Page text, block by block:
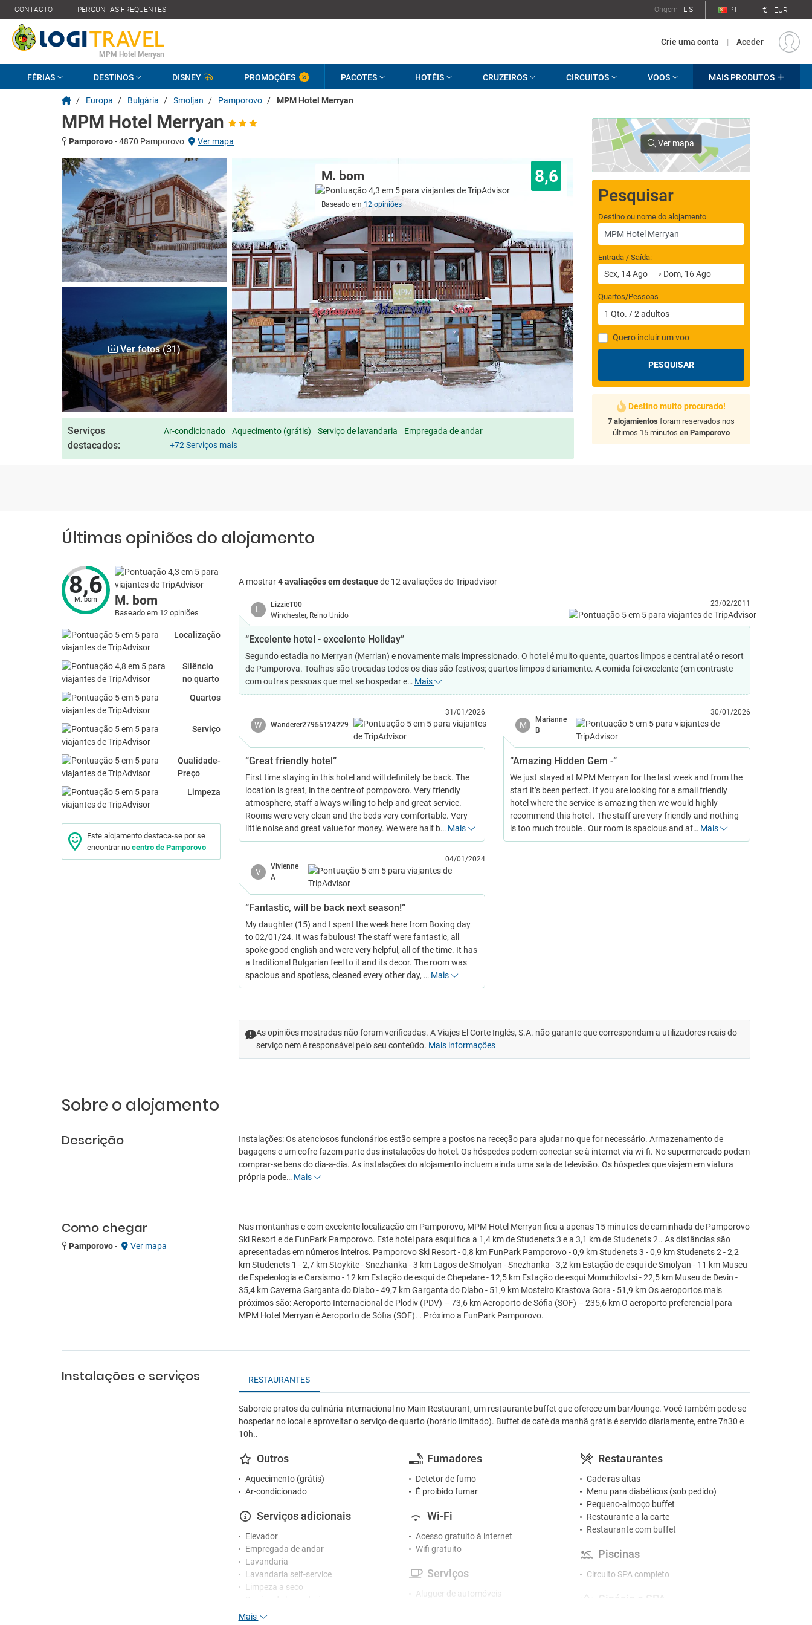
CONTACTO PERGUNTAS FREQUENTES Origem LIS PT € EUR
MPM Hotel Merryan
Crie uma conta | Aceder
FÉRIAS DESTINOS DISNEY PROMOÇÕES PACOTES HOTÉIS CRUZEIROS CIRCUITOS VOOS MAIS PRODUTOS
/ Europa / Bulgária / Smoljan / Pamporovo / MPM Hotel Merryan
MPM Hotel Merryan
Pamporovo-4870 Pamporovo Ver mapa
Ver fotos (31)
M. bom 8,6
Baseado em 12 opiniões
Serviços
destacados:
Ar-condicionado Aquecimento (grátis) Serviço de lavandaria
Empregada de andar
+72 Serviços mais
Ver mapa
Pesquisar
Destino ou nome do alojamento
Entrada / Saída:
Quartos/Pessoas
1 Qto. /2 adultos
Quero incluir um voo
PESQUISAR
Destino muito procurado!
7 alojamientos foram reservados nos
últimos 15 minutos en Pamporovo
Últimas opiniões do alojamento
8,6
M. bom M. bom
Baseado em 12 opiniões
Localização
Silêncio
no quarto
Quartos
Serviço
Qualidade-
Preço
Limpeza
Este alojamento destaca-se por se
encontrar no centro de Pamporovo
A mostrar4 avaliações em destaquede 12 avaliações do Tripadvisor
L
LizzieT00
Winchester, Reino Unido
23/02/2011
“Excelente hotel - excelente Holiday”
Segundo estadia no Merryan (Merrian) e novamente mais impressionado. O hotel é muito quente, quartos limpos e central até o resort
de Pamporova. Toalhas são trocadas todos os dias são festivos; quartos limpos diariamente. A comida foi excelente (em contraste
com outras pessoas que met se hospedar e… Mais
W Wanderer27955124229
31/01/2026
“Great friendly hotel”
First time staying in this hotel and will definitely be back. The
location is great, in the centre of pompovoro. Very friendly
atmosphere, staff always willing to help and great service.
Rooms were very clean and the beds very comfortable. Very
little noise and great value for money. We were half b… Mais
M
Marianne
B
30/01/2026
“Amazing Hidden Gem -”
We just stayed at MPM Merryan for the last week and from the
start it’s been perfect. If you are looking for a small friendly
hotel where the service is amazing then we would highly
recommend this hotel . The staff are very friendly and nothing
is too much trouble . Our room is spacious and af… Mais
V
Vivienne
A
04/01/2024
“Fantastic, will be back next season!”
My daughter (15) and I spent the week here from Boxing day
to 02/01/24. It was fabulous! The staff were fantastic, all
spoke good english and were very helpful, all of the time. It has
a traditional Bulgarian feel to it and its decor. The room was
spacious and spotless, cleaned every other day, … Mais
As opiniões mostradas não foram verificadas. A Viajes El Corte Inglés, S.A. não garante que correspondam a utilizadores reais do
serviço nem é responsável pelo seu conteúdo. Mais informações
Sobre o alojamento
Descrição
Instalações: Os atenciosos funcionários estão sempre a postos na receção para ajudar no que for necessário. Armazenamento de
bagagens e um cofre fazem parte das instalações do hotel. Os hóspedes podem conectar-se à internet via wi-fi. No supermercado podem
comprar-se bens do dia-a-dia. As instalações do alojamento incluem ainda uma sala de televisão. Os hóspedes que viajem em viatura
própria pode… Mais
Como chegar
Pamporovo- Ver mapa
Nas montanhas e com excelente localização em Pamporovo, MPM Hotel Merryan fica a apenas 15 minutos de caminhada de Pamporovo
Ski Resort e de FunPark Pamporovo. Este hotel para esqui fica a 1,4 km de Studenets 3 e a 3,1 km de Studenets 2.. As distâncias são
apresentadas em números inteiros. Pamporovo Ski Resort - 0,8 km FunPark Pamporovo - 0,9 km Studenets 3 - 0,9 km Studenets 2 - 2,2
km Studenets 1 - 2,7 km Stoykite - Snezhanka - 3 km Lagos de Smolyan - Snezhanka - 3,2 km Estação de esqui de Smolyan - 11 km Museu
de Espeleologia e Carsismo - 12 km Estação de esqui de Chepelare - 12,5 km Estação de esqui Momchilovtsi - 22,5 km Museu de Devin -
35,4 km Caverna Garganta do Diabo - 49,7 km Garganta do Diabo - 51,9 km Mosteiro Krastova Gora - 51,9 km Os aeroportos mais
próximos são: Aeroporto Internacional de Plodiv (PDV) – 73,6 km Aeroporto de Sófia (SOF) – 235,6 km O aeroporto preferencial para
MPM Hotel Merryan é Aeroporto de Sófia (SOF). . Próximo a FunPark Pamporovo.
Instalações e serviços RESTAURANTES
Saboreie pratos da culinária internacional no Main Restaurant, um restaurante buffet que oferece um bar/lounge. Você também pode se
hospedar no local e aproveitar o serviço de quarto (horário limitado). Buffet de café da manhã grátis é servido diariamente, entre 7h30 e
10h..
Outros
Aquecimento (grátis)
Ar-condicionado
Serviços adicionais
Elevador
Empregada de andar
Lavandaria
Lavandaria self-service
Limpeza a seco
Fumadores
Detetor de fumo
É proibido fumar
Wi-Fi
Acesso gratuito à internet
Wifi gratuito
Serviços
Aluguer de automóveis
Restaurantes
Cadeiras altas
Menu para diabéticos (sob pedido)
Pequeno-almoço buffet
Restaurante a la carte
Restaurante com buffet
Piscinas
Circuito SPA completo
Mais